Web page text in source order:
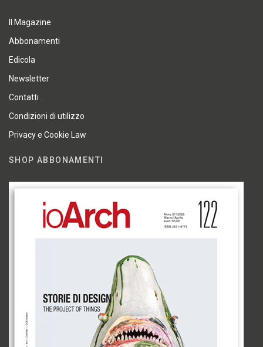
Il Magazine
Abbonamenti
Edicola
Newsletter
Contatti
Condizioni di utilizzo
Privacy e Cookie Law
SHOP ABBONAMENTI